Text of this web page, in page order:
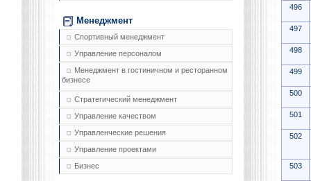
Менеджмент
Спортивный менеджмент
Управление персоналом
Менеджмент в гостиничном и ресторанном
бизнесе
Стратегический менеджмент
Управление качеством
Управленческие решения
Управление проектами
Бизнес
496
497
498
499
500
501
502
503